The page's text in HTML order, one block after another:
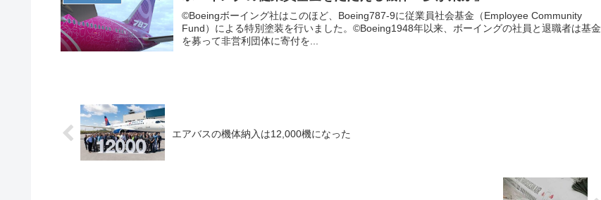
©Boeingボーイング社はこのほど、Boeing787-9に従業員社会基金（Employee Community
Fund）による特別塗装を行いました。©Boeing1948年以来、ボーイングの社員と退職者は基金
を募って非営利団体に寄付を...
エアバスの機体納入は12,000機になった